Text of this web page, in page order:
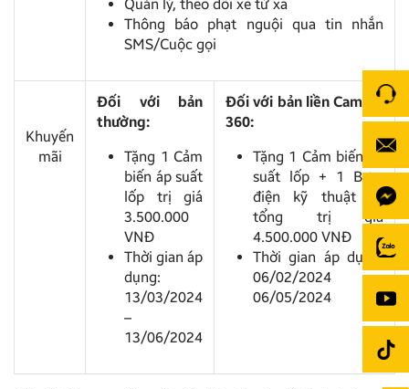
Quản lý, theo dõi xe từ xa
Thông báo phạt nguội qua tin nhắn
SMS/Cuộc gọi
Khuyến
mãi
Đối với bản
thường:
Tặng 1 Cảm
biến áp suất
lốp trị giá
3.500.000
VNĐ
Thời gian áp
dụng:
13/03/2024
–
13/06/2024
Đối với bản liền Camera
360:
Tặng 1 Cảm biến áp
suất lốp + 1 Bơm
điện kỹ thuật số
tổng trị giá
4.500.000 VNĐ
Thời gian áp dụng:
06/02/2024 –
06/05/2024